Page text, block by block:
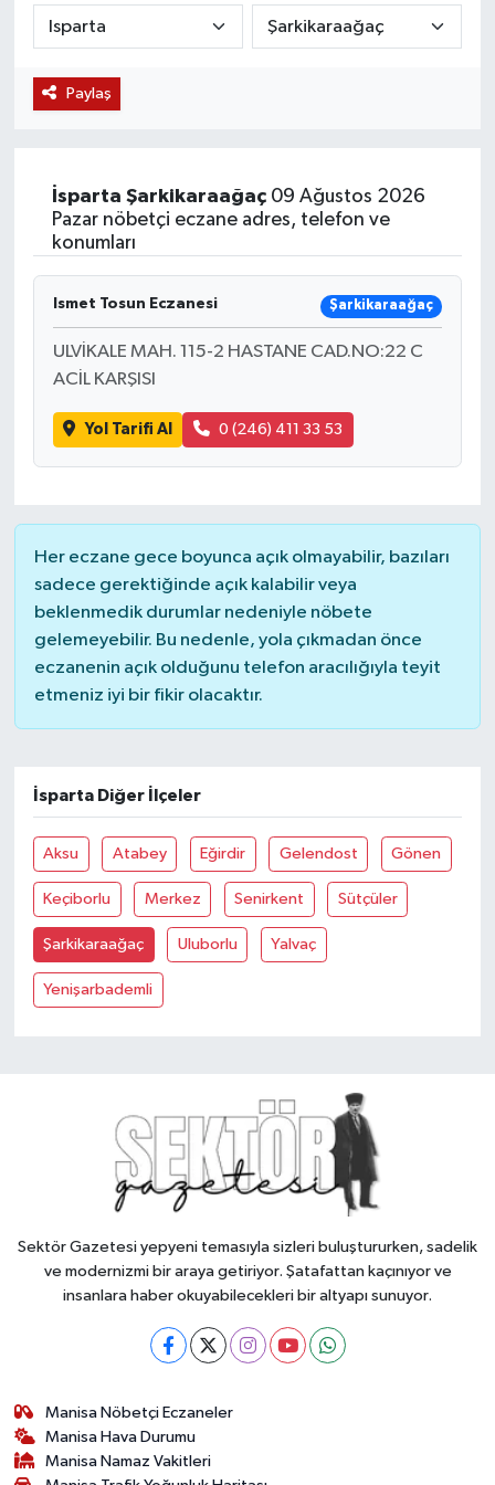
Paylaş
İsparta Şarkikaraağaç09 Ağustos 2026
Pazar nöbetçi eczane adres, telefon ve
konumları
Ismet Tosun Eczanesi Şarkikaraağaç
ULVİKALE MAH. 115-2 HASTANE CAD.NO:22 C
ACİL KARŞISI
Yol Tarifi Al 0 (246) 411 33 53
Her eczane gece boyunca açık olmayabilir, bazıları
sadece gerektiğinde açık kalabilir veya
beklenmedik durumlar nedeniyle nöbete
gelemeyebilir. Bu nedenle, yola çıkmadan önce
eczanenin açık olduğunu telefon aracılığıyla teyit
etmeniz iyi bir fikir olacaktır.
İsparta Diğer İlçeler
Aksu Atabey Eğirdir Gelendost Gönen
Keçiborlu Merkez Senirkent Sütçüler
Şarkikaraağaç Uluborlu Yalvaç
Yenişarbademli
Sektör Gazetesi yepyeni temasıyla sizleri buluştururken, sadelik
ve modernizmi bir araya getiriyor. Şatafattan kaçınıyor ve
insanlara haber okuyabilecekleri bir altyapı sunuyor.
Manisa Nöbetçi Eczaneler
Manisa Hava Durumu
Manisa Namaz Vakitleri
KÜLTÜR SANAT
YAŞAM
SARIGÖL
SARUHANLI
KIRKAĞAÇ
GÖRDES
KÖPRÜBAŞI
KÖPRÜBAŞI
KULA
SARIGÖL
SELENDİ
SOMA
EKONOMİ
EĞİTİM
SPOR
BİLİM VE TEKNOLOJİ
YAZARLAR
MANİSA'YI KEŞFET
TÜRKİYE'DE TREND HABERLER
ÖZEL HABER